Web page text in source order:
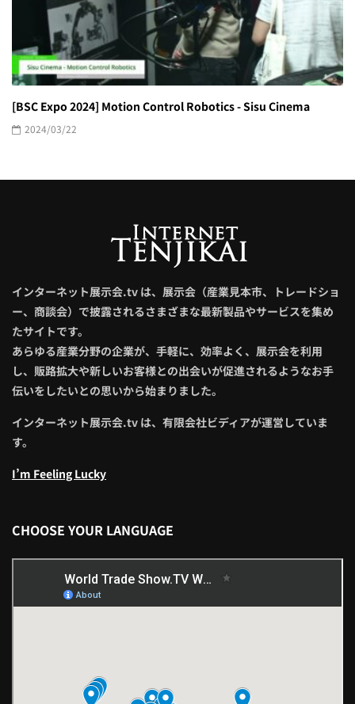
[BSC Expo 2024] Motion Control Robotics - Sisu Cinema
2024/03/22
インターネット展示会.tv は、展示会（産業見本市、トレードショ
ー、商談会）で披露されるさまざまな最新製品やサービスを集め
たサイトです。
あらゆる産業分野の企業が、手軽に、効率よく、展示会を利用
し、販路拡大や新しいお客様との出会いが促進されるようなお手
伝いをしたいとの思いから始まりました。
インターネット展示会.tv は、有限会社ビディアが運営していま
す。
I’m Feeling Lucky
CHOOSE YOUR LANGUAGE